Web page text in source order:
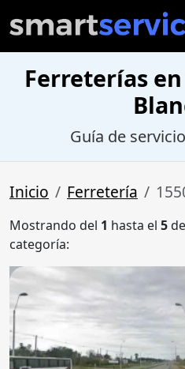
Ferreterías
Guía de
Inicio Ferretería
Mostrando del 1 hasta el 5de
categoría: